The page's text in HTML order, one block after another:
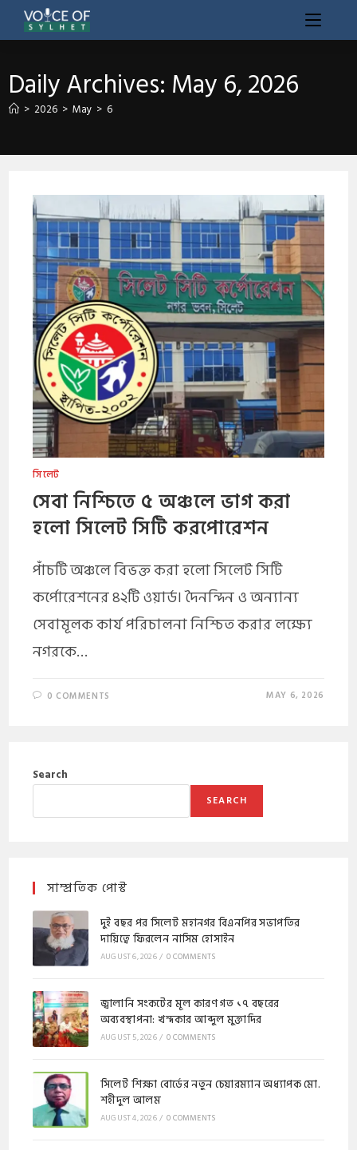
Daily Archives: May 6, 2026
> 2026 > May > 6
সিলেট
সেবা নিশ্চিতে ৫ অঞ্চলে ভাগ করা
হলো সিলেট সিটি করপোরেশন
পাঁচটি অঞ্চলে বিভক্ত করা হলো সিলেট সিটি
কর্পোরেশনের ৪২টি ওয়ার্ড। দৈনন্দিন ও অন্যান্য
সেবামূলক কার্য পরিচালনা নিশ্চিত করার লক্ষ্যে
নগরকে…
0 COMMENTS MAY 6, 2026
Search
SEARCH
সাম্প্রতিক পোস্ট
দুই বছর পর সিলেট মহানগর বিএনপির সভাপতির
দায়িত্বে ফিরলেন নাসিম হোসাইন
AUGUST 6, 2026/ 0 COMMENTS
জ্বালানি সংকটের মূল কারণ গত ১৭ বছরের
অব্যবস্থাপনা: খন্দকার আব্দুল মুক্তাদির
AUGUST 5, 2026/ 0 COMMENTS
সিলেট শিক্ষা বোর্ডের নতুন চেয়ারম্যান অধ্যাপক মো.
শহীদুল আলম
AUGUST 4, 2026/ 0 COMMENTS